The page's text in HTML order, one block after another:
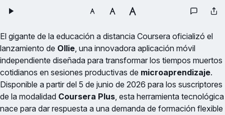
El gigante de la educación a distancia Coursera oficializó el
lanzamiento de Ollie, una innovadora aplicación móvil
independiente diseñada para transformar los tiempos muertos
cotidianos en sesiones productivas de microaprendizaje.
Disponible a partir del 5 de junio de 2026 para los suscriptores
de la modalidad Coursera Plus, esta herramienta tecnológica
nace para dar respuesta a una demanda de formación flexible